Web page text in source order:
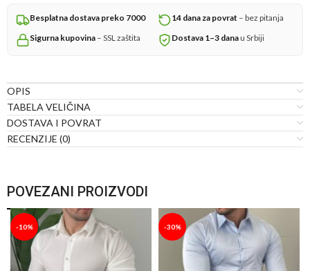
Besplatna dostava preko 7000 14 dana za povrat – bez pitanja
Sigurna kupovina – SSL zaštita Dostava 1–3 danau Srbiji
OPIS
TABELA VELIČINA
DOSTAVA I POVRAT
RECENZIJE (0)
POVEZANI PROIZVODI
-10% -30%